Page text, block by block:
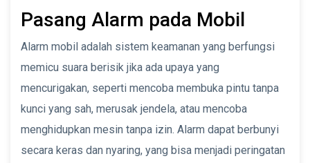
Pasang Alarm pada Mobil
Alarm mobil adalah sistem keamanan yang berfungsi
memicu suara berisik jika ada upaya yang
mencurigakan, seperti mencoba membuka pintu tanpa
kunci yang sah, merusak jendela, atau mencoba
menghidupkan mesin tanpa izin. Alarm dapat berbunyi
secara keras dan nyaring, yang bisa menjadi peringatan